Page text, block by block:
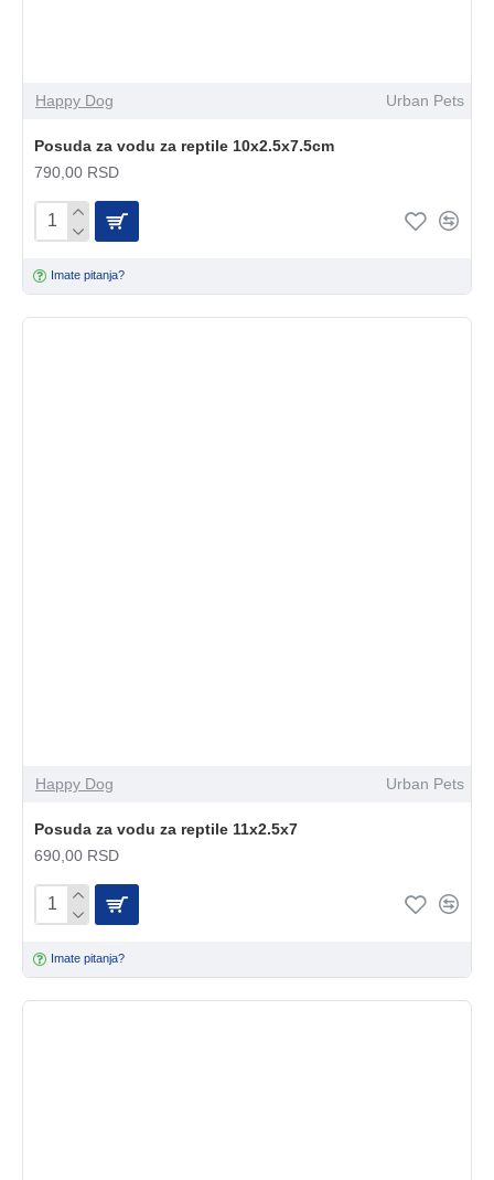
Happy Dog Urban Pets
Posuda za vodu za reptile 10x2.5x7.5cm
790,00 RSD
Imate pitanja?
Happy Dog Urban Pets
Posuda za vodu za reptile 11x2.5x7
690,00 RSD
Imate pitanja?